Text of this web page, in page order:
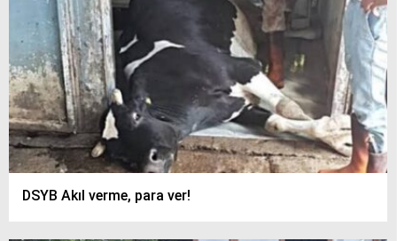
DSYB Akıl verme, para ver!